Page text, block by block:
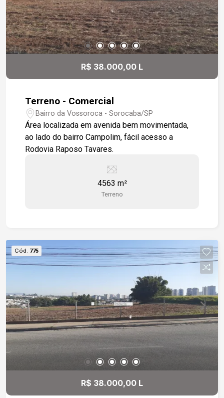
R$ 38.000,00 L
Terreno - Comercial
Bairro da Vossoroca - Sorocaba/SP
Área localizada em avenida bem movimentada,
ao lado do bairro Campolim, fácil acesso a
Rodovia Raposo Tavares.
4563 m²
Terreno
Cód. 775
R$ 38.000,00 L